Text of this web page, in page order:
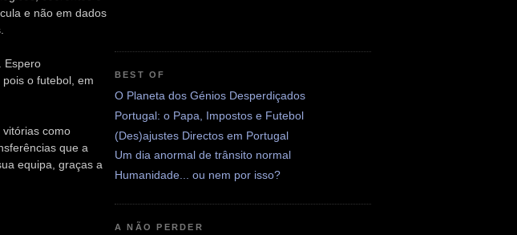
e não em dados
Espero
o futebol, em
como
que a
equipa, graças a
BEST OF
O Planeta dos Génios Desperdiçados
Portugal: o Papa, Impostos e Futebol
(Des)ajustes Directos em Portugal
Um dia anormal de trânsito normal
Humanidade... ou nem por isso?
A NÃO PERDER